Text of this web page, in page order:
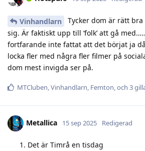
Vinhandlarn
Tycker dom är rätt
sig. Är faktiskt upp till ‘folk’ att gå
fortfarande inte fattat att det börjat ja
locka fler med några fler filmer på
dom mest invigda ser på.
MTCluben,Vinhandlarn, Femton, och 3
Metallica 15 sep 2025 Redigerad
Det är Timrå en tisdag